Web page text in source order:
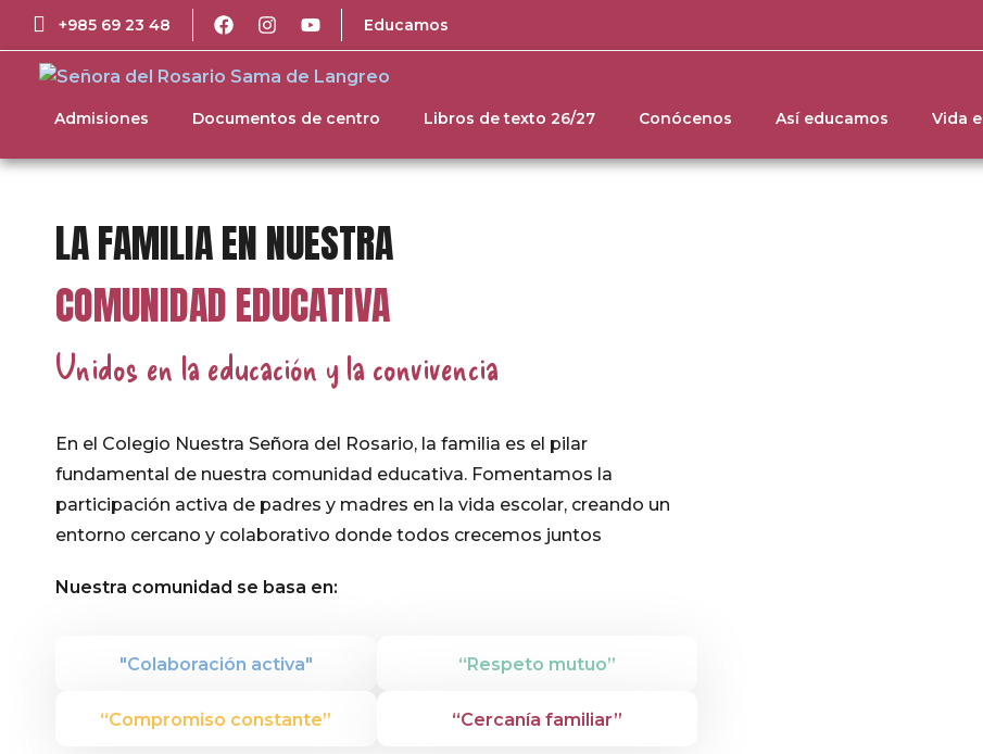
+985 69 23 48 Educamos
Admisiones Documentos de centro Libros de texto 26/27 Conócenos Así educamos Vida
LA FAMILIA EN NUESTRA
COMUNIDAD EDUCATIVA
Unidos en la educación y la convivencia
En el Colegio Nuestra Señora del Rosario, la familia es el pilar
fundamental de nuestra comunidad educativa. Fomentamos la
participación activa de padres y madres en la vida escolar, creando un
entorno cercano y colaborativo donde todos crecemos juntos
Nuestra comunidad se basa en:
"Colaboración activa" “Respeto mutuo”
“Compromiso constante” “Cercanía familiar”